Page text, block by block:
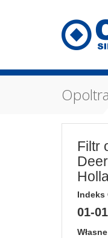
Filtr
Indeks
01-